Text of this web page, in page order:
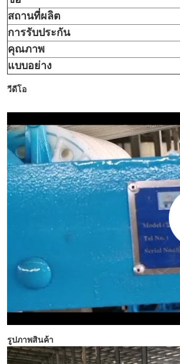
สถานที่ผลิต
การรับประกัน
คุณภาพ
แบบอย่าง
วีดีโอ
รูปภาพสินค้า